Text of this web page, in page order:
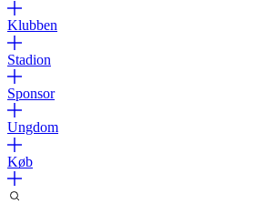
Klubben
Stadion
Sponsor
Ungdom
Køb